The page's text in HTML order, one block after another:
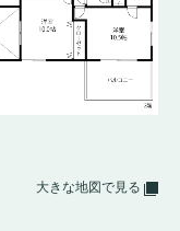
大きな地図で見る